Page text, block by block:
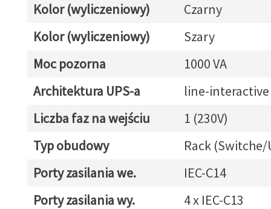
Kolor (wyliczeniowy)
Czarny
Kolor (wyliczeniowy)
Szary
Moc pozorna
1000 VA
Architektura UPS-a
line-interactive
Liczba faz na wejściu
1 (230V)
Typ obudowy
Rack (Switche/
Porty zasilania we.
IEC-C14
Porty zasilania wy.
4 x IEC-C13